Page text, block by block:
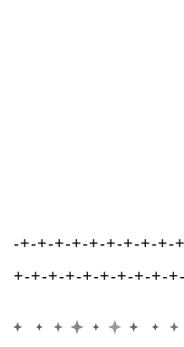
-+-+-+-+-+-+-+-+-+-
+-+-+-+-+-+-+-+-+-